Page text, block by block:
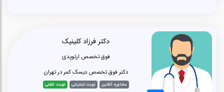
دکتر فرزاد کلینیک
فوق تخصص ارتوپدی
دکتر فوق تخصص دیسک کمر در تهران
مشاوره آنلاین نوبت اینترنتی نوبت تلفنی